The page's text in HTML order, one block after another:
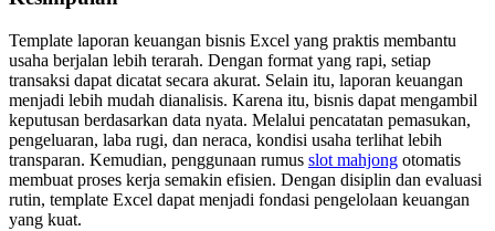
Template laporan keuangan bisnis Excel yang praktis membantu
usaha berjalan lebih terarah. Dengan format yang rapi, setiap
transaksi dapat dicatat secara akurat. Selain itu, laporan keuangan
menjadi lebih mudah dianalisis. Karena itu, bisnis dapat mengambil
keputusan berdasarkan data nyata. Melalui pencatatan pemasukan,
pengeluaran, laba rugi, dan neraca, kondisi usaha terlihat lebih
transparan. Kemudian, penggunaan rumus slot mahjong otomatis
membuat proses kerja semakin efisien. Dengan disiplin dan evaluasi
rutin, template Excel dapat menjadi fondasi pengelolaan keuangan
yang kuat.